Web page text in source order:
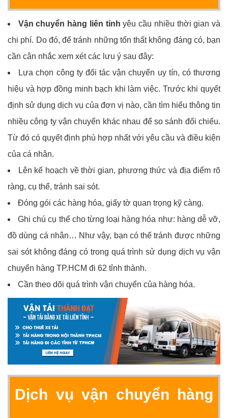
Vận chuyển hàng liên tỉnh yêu cầu nhiều thời gian và
chi phí. Do đó, để tránh những tổn thất không đáng có, bạn
cần cân nhắc xem xét các lưu ý sau đây:
Lựa chọn công ty đối tác vận chuyển uy tín, có thương
hiệu và hợp đồng minh bạch khi làm việc. Trước khi quyết
định sử dụng dịch vụ của đơn vị nào, cần tìm hiểu thông tin
nhiều công ty vận chuyển khác nhau để so sánh đối chiếu.
Từ đó có quyết định phù hợp nhất với yêu cầu và điều kiện
của cá nhân.
Lên kế hoạch về thời gian, phương thức và địa điểm rõ
ràng, cụ thể, tránh sai sót.
Đóng gói các hàng hóa, giấy tờ quan trọng kỹ càng.
Ghi chú cụ thể cho từng loại hàng hóa như: hàng dễ vỡ,
đồ dùng cá nhân… Như vậy, bạn có thể tránh được những
sai sót không đáng có trong quá trình sử dụng dịch vụ vận
chuyển hàng TP.HCM đi 62 tỉnh thành.
Cần theo dõi quá trình vận chuyển của hàng hóa.
Dịch vụ vận chuyển hàng